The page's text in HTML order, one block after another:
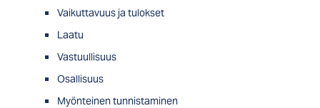
Vaikuttavuus ja tulokset
Laatu
Vastuullisuus
Osallisuus
Myön­tei­nen tun­nis­ta­minen